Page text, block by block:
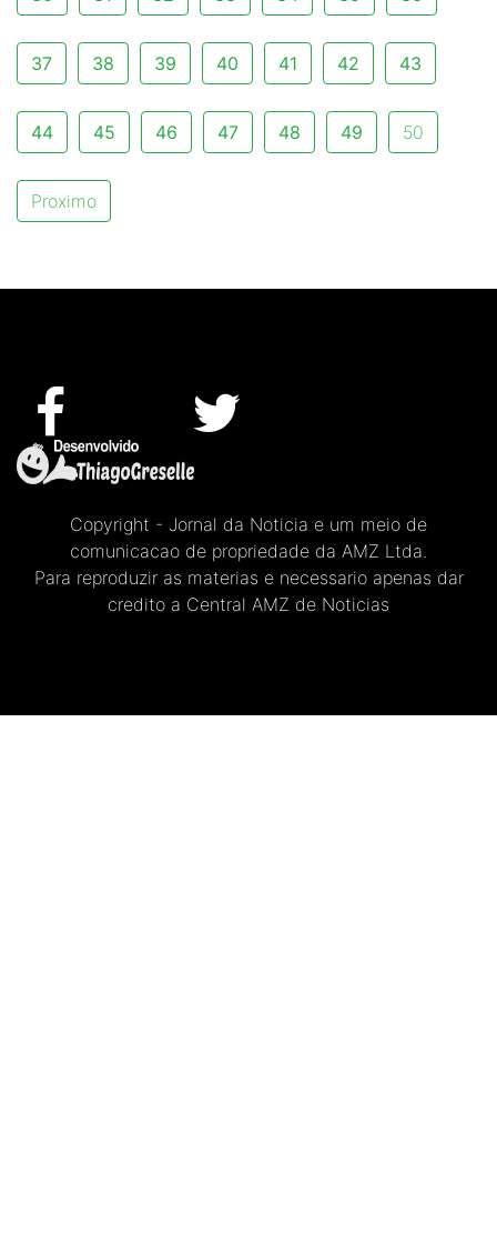
37 38 39 40 41 42 43
44 45 46 47 48 49 50
Proximo
Copyright - Jornal da Noticia e um meio de
comunicacao de propriedade da AMZ Ltda.
Para reproduzir as materias e necessario apenas dar
credito a Central AMZ de Noticias